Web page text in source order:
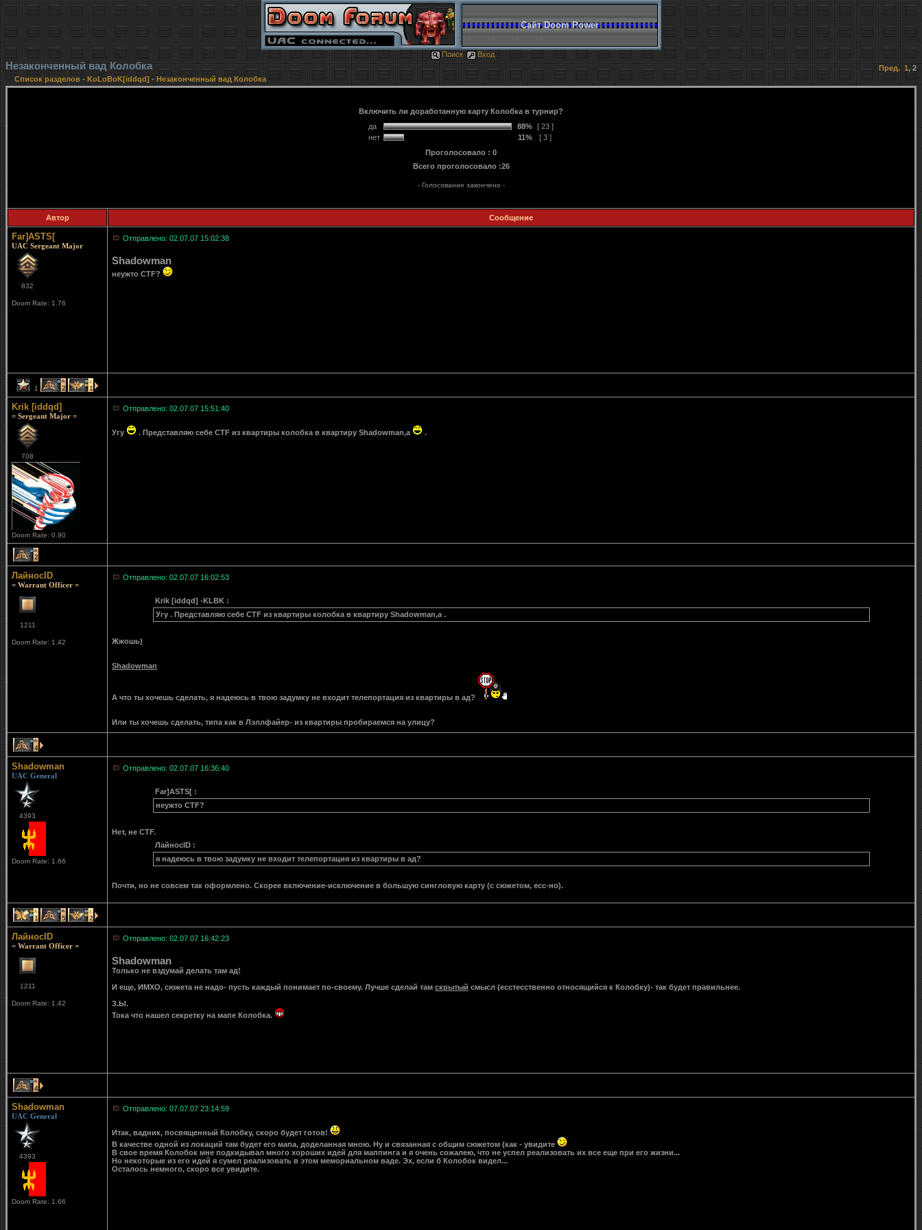
Сайт Doom Power
Поиск Вход
Незаконченный вад Колобка Пред. 1, 2
Список разделов- KoLoBoK[iddqd] - Незаконченный вад Колобка
Включить ли доработанную карту Колобка в турнир?
да
88% [ 23 ]
нет
11%
[ 3 ]
Проголосовало : 0
Всего проголосовало :26
- Голосование закончено -
Автор Сообщение
Far]ASTS[
UAC Sergeant Major
832
Doom Rate: 1.76
Отправлено: 02.07.07 15:02:38
Shadowman
неужто CTF?
1 2 1
Krik [iddqd]
= Sergeant Major =
708
Doom Rate: 0.90
Отправлено: 02.07.07 15:51:40
Угу . Представляю себе CTF из квартиры колобка в квартиру Shadowman,a .
2
ЛайносID
= Warrant Officer =
1211
Doom Rate: 1.42
Отправлено: 02.07.07 16:02:53
Krik [iddqd] -KLBK :
Угу . Представляю себе CTF из квартиры колобка в квартиру Shadowman,a .
Жжошь)
Shadowman
А что ты хочешь сделать, я надеюсь в твою задумку не входит телепортация из квартиры в ад?
Или ты хочешь сделать, типа как в Лэллфайер- из квартиры пробираемся на улицу?
4
Shadowman
UAC General
4393
Doom Rate: 1.66
Отправлено: 02.07.07 16:36:40
Far]ASTS[ :
неужто CTF?
Нет, не CTF.
ЛайносID :
я надеюсь в твою задумку не входит телепортация из квартиры в ад?
Почти, но не совсем так оформлено. Скорее включение-исключение в большую сингловую карту (с сюжетом, есс-но).
1 5 2
ЛайносID
= Warrant Officer =
1211
Doom Rate: 1.42
Отправлено: 02.07.07 16:42:23
Shadowman
Только не вздумай делать там ад!
И еще, ИМХО, сюжета не надо- пусть каждый понимает по-своему. Лучше сделай там скрытый смысл (есстесственно относящийся к Колобку)- так будет правильнее.
З.Ы.
Тока что нашел секретку на мапе Колобка.
4
Shadowman
UAC General
4393
Doom Rate: 1.66
Отправлено: 07.07.07 23:14:59
Итак, вадник, посвященный Колобку, скоро будет готов!
В качестве одной из локаций там будет его мапа, доделанная мною. Ну и связанная с общим сюжетом (как - увидите
В свое время Колобок мне подкидывал много хороших идей для маппинга и я очень сожалею, что не успел реализовать их все еще при его жизни...
Но некоторые из его идей я сумел реализовать в этом мемориальном ваде. Эх, если б Колобок видел...
Осталось немного, скоро все увидите.